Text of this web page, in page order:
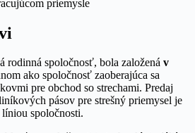
rodinná spoločnosť, bola založená v
ako spoločnosť zaoberajúca sa
pre obchod so strechami. Predaj
pásov pre strešný priemysel je
spoločnosti.